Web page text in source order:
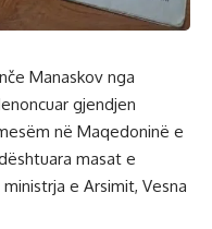
Manaskov nga
gjendjen
në Maqedoninë e
masat e
e Arsimit, Vesna